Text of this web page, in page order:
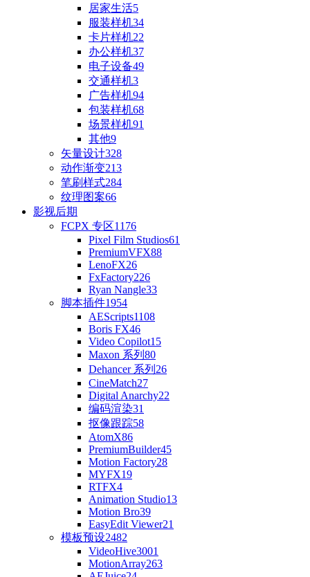
居家生活5
服装样机34
卡片样机22
办公样机37
电子设备49
交通样机3
广告样机94
包装样机68
场景样机91
其他9
矢量设计328
动作渐变213
笔刷样式284
纹理图案66
影视后期
FCPX 专区1176
Pixel Film Studios61
PremiumVFX88
LenoFX26
FxFactory226
Ryan Nangle33
脚本插件1954
AEScripts1108
Boris FX46
Video Copilot15
Maxon 系列 80
Dehancer 系列 26
CineMatch27
Digital Anarchy22
编码渲染31
抠像跟踪58
AtomX86
PremiumBuilder45
Motion Factory28
MYFX19
RTFX4
Animation Studio13
Motion Bro39
EasyEdit Viewer21
模板预设2482
VideoHive3001
MotionArray263